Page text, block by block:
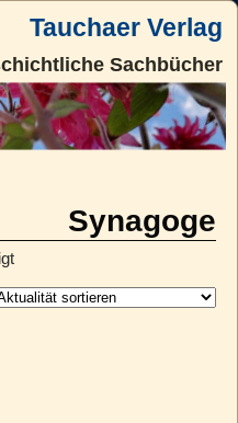
Tauchaer Verlag
Sachbücher
Synagoge